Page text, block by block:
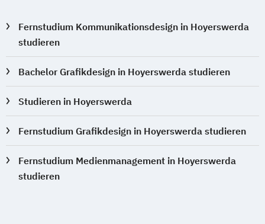
Fernstudium Kommunikationsdesign in Hoyerswerda
studieren
Bachelor Grafikdesign in Hoyerswerda studieren
Studieren in Hoyerswerda
Fernstudium Grafikdesign in Hoyerswerda studieren
Fernstudium Medienmanagement in Hoyerswerda
studieren